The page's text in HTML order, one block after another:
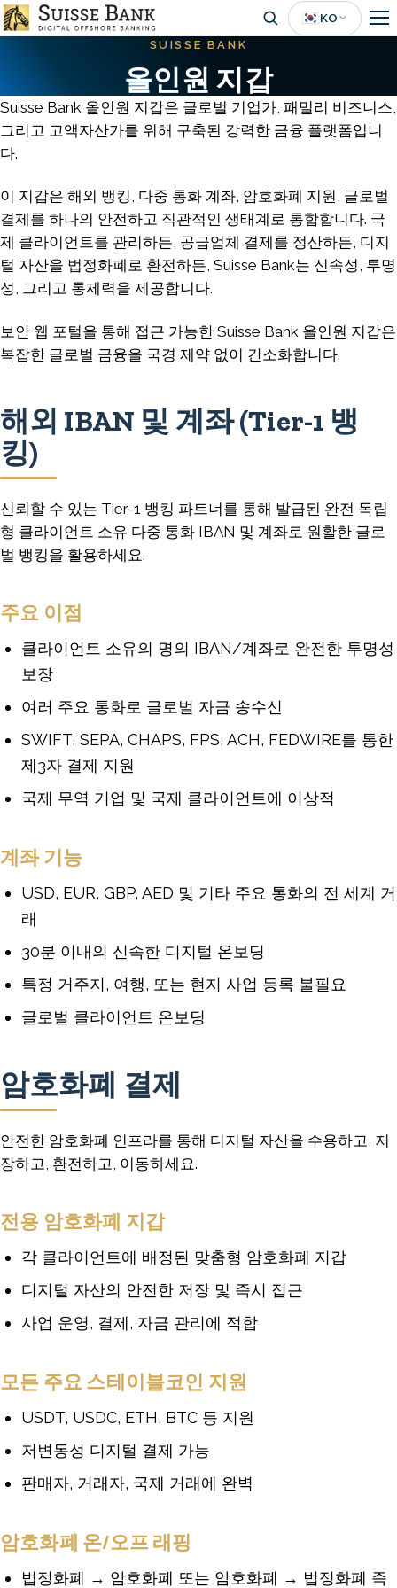
Skip
to
🇰🇷 KO
SUISSE BANK
올인원 지갑
Suisse Bank 올인원 지갑은 글로벌 기업가, 패밀리 비즈니스,
그리고 고액자산가를 위해 구축된 강력한 금융 플랫폼입니
다.
이 지갑은 해외 뱅킹, 다중 통화 계좌, 암호화폐 지원, 글로벌
결제를 하나의 안전하고 직관적인 생태계로 통합합니다. 국
제 클라이언트를 관리하든, 공급업체 결제를 정산하든, 디지
털 자산을 법정화폐로 환전하든, Suisse Bank는 신속성, 투명
성, 그리고 통제력을 제공합니다.
보안 웹 포털을 통해 접근 가능한 Suisse Bank 올인원 지갑은
복잡한 글로벌 금융을 국경 제약 없이 간소화합니다.
해외 IBAN 및 계좌 (Tier-1 뱅
킹)
신뢰할 수 있는 Tier-1 뱅킹 파트너를 통해 발급된 완전 독립
형 클라이언트 소유 다중 통화 IBAN 및 계좌로 원활한 글로
벌 뱅킹을 활용하세요.
주요 이점
클라이언트 소유의 명의 IBAN/계좌로 완전한 투명성
보장
여러 주요 통화로 글로벌 자금 송수신
SWIFT, SEPA, CHAPS, FPS, ACH, FEDWIRE를 통한
제3자 결제 지원
국제 무역 기업 및 국제 클라이언트에 이상적
계좌 기능
USD, EUR, GBP, AED 및 기타 주요 통화의 전 세계 거
래
30분 이내의 신속한 디지털 온보딩
특정 거주지, 여행, 또는 현지 사업 등록 불필요
글로벌 클라이언트 온보딩
암호화폐 결제
안전한 암호화폐 인프라를 통해 디지털 자산을 수용하고, 저
장하고, 환전하고, 이동하세요.
전용 암호화폐 지갑
각 클라이언트에 배정된 맞춤형 암호화폐 지갑
디지털 자산의 안전한 저장 및 즉시 접근
사업 운영, 결제, 자금 관리에 적합
모든 주요 스테이블코인 지원
USDT, USDC, ETH, BTC 등 지원
저변동성 디지털 결제 가능
판매자, 거래자, 국제 거래에 완벽
암호화폐 온/오프 래핑
법정화폐 → 암호화폐 또는 암호화폐 → 법정화폐 즉